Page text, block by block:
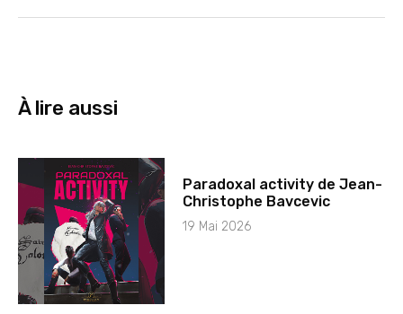
À lire aussi
Paradoxal activity de Jean-
Christophe Bavcevic
19 Mai 2026